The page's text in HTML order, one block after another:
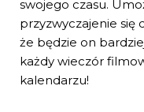
swojego czasu.
przyzwyczajenie się
że będzie on
każdy wieczór
kalendarzu!